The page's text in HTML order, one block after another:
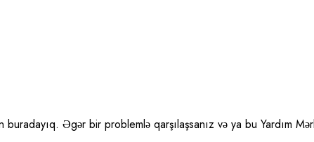
Əgər bir problemlə qarşılaşsanız və ya bu Yardım